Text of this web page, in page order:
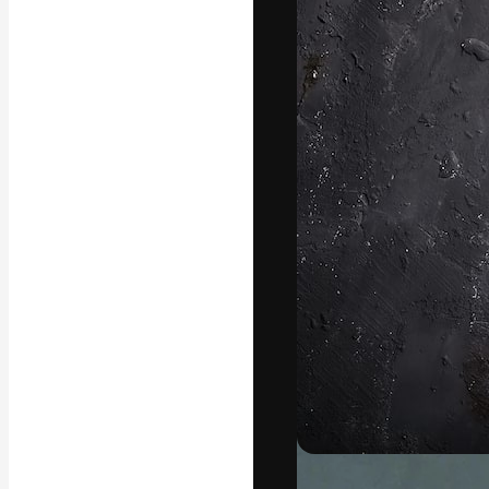
La piattaforma
migliori lavori.
creativi,
Italiano